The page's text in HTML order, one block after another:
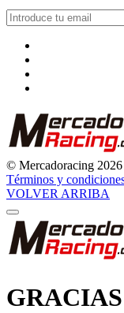
© Mercadoracing 2026
Términos y
VOLVER ARRIBA
POR